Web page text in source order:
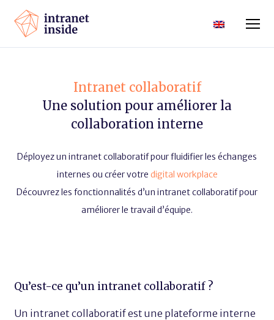
Intranet collaboratif
Une solution pour améliorer la
collaboration interne
Déployez un intranet collaboratif pour fluidifier les échanges
internes ou créer votre digital workplace
Découvrez les fonctionnalités d’un intranet collaboratif pour
améliorer le travail d’équipe.
Qu’est-ce qu’un intranet collaboratif ?
Un intranet collaboratif est une plateforme interne